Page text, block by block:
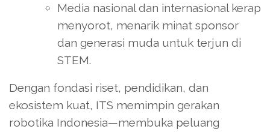
Media nasional dan internasional kerap
menyorot, menarik minat sponsor
dan generasi muda untuk terjun di
STEM.
Dengan fondasi riset, pendidikan, dan
ekosistem kuat, ITS memimpin gerakan
robotika Indonesia—membuka peluang